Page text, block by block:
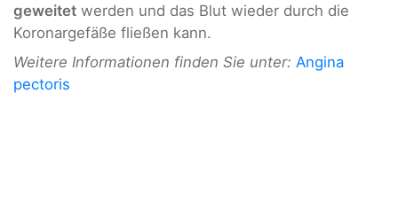
geweitet werden und das Blut wieder durch die
Koronargefäße fließen kann.
Weitere Informationen finden Sie unter: Angina
pectoris